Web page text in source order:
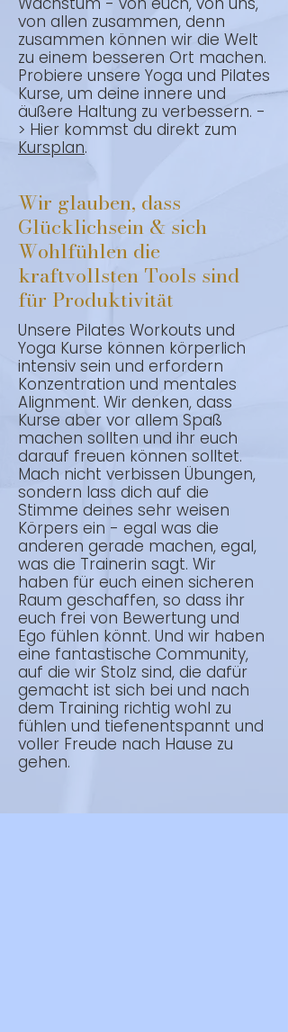
von allen zusammen, denn
zusammen können wir die Welt
zu einem besseren Ort machen.
Probiere unsere Yoga und Pilates
Kurse, um deine innere und
äußere Haltung zu verbessern. -
> Hier kommst du direkt zum
Kursplan.
Wir glauben, dass
Glücklichsein & sich
Wohlfühlen die
kraftvollsten Tools sind
für Produktivität
Unsere Pilates Workouts und
Yoga Kurse können körperlich
intensiv sein und erfordern
Konzentration und mentales
Alignment. Wir denken, dass
Kurse aber vor allem Spaß
machen sollten und ihr euch
darauf freuen können solltet.
Mach nicht verbissen Übungen,
sondern lass dich auf die
Stimme deines sehr weisen
Körpers ein - egal was die
anderen gerade machen, egal,
was die Trainerin sagt. Wir
haben für euch einen sicheren
Raum geschaffen, so dass ihr
euch frei von Bewertung und
Ego fühlen könnt. Und wir haben
eine fantastische Community,
auf die wir Stolz sind, die dafür
gemacht ist sich bei und nach
dem Training richtig wohl zu
fühlen und tiefenentspannt und
voller Freude nach Hause zu
gehen.